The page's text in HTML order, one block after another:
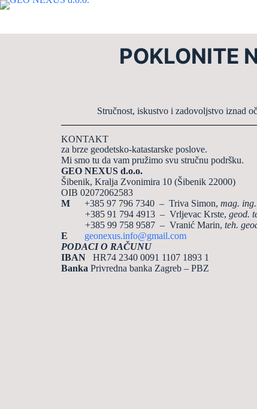
POKLONITE
Stručnost, iskustvo i zadovoljstvo iznad
KONTAKT
za brze geodetsko-katastarske poslove.
Mi smo tu da vam pružimo svu stručnu podršku.
GEO NEXUS d.o.o.
Šibenik, Kralja Zvonimira 10 (Šibenik 22000)
OIB 02072062583
M
+385 97 796 7340 – Triva Simon, mag.
+385 91 794 4913 – Vrljevac Krste, geod.
+385 99 758 9587 – Vranić Marin, teh.
E
geonexus.info@gmail.com
PODACI O RAČUNU
IBAN HR74 2340 0091 1107 1893 1
Banka Privredna banka Zagreb – PBZ